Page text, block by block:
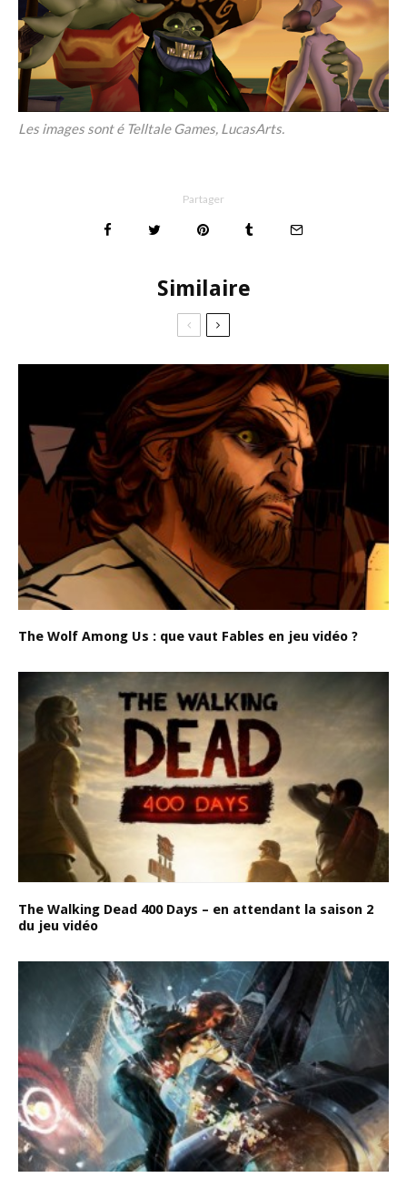
Les images sont é Telltale Games, LucasArts.
Partager
Similaire
The Wolf Among Us : que vaut Fables en jeu vidéo ?
The Walking Dead 400 Days – en attendant la saison 2
du jeu vidéo